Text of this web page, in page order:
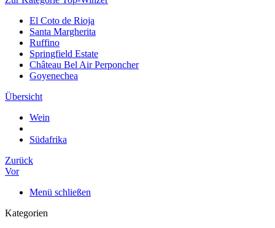
El Coto de Rioja
Santa Margherita
Ruffino
Springfield Estate
Château Bel Air Perponcher
Goyenechea
Übersicht
Wein
Südafrika
Zurück
Vor
Menü schließen
Kategorien